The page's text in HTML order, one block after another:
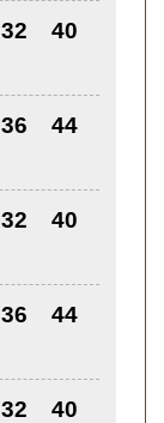
32
40
36
44
32
40
36
44
32
40